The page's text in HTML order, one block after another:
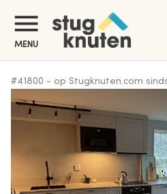
MENU
#41800 - op Stugknuten.com